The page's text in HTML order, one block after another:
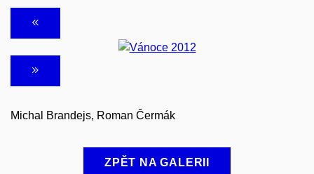
Michal Brandejs, Roman Čermák
ZPĚT NA GALERII